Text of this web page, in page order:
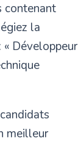
contenant
la
Développeur
meilleur